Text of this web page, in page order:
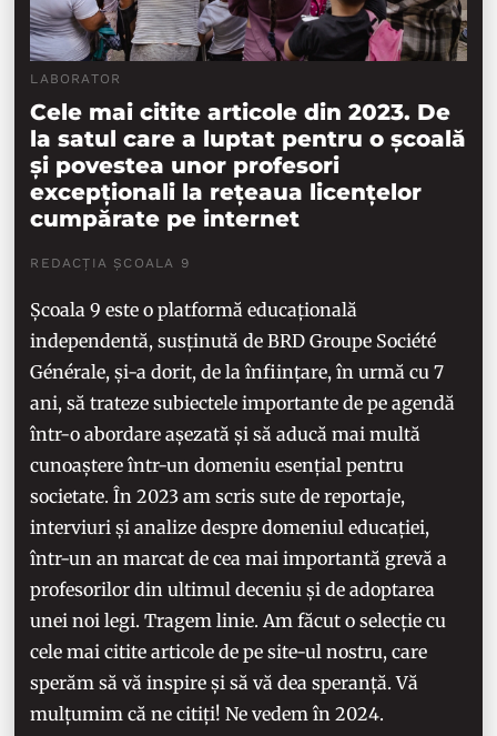
LABORATOR
Cele mai citite articole din 2023. De
la satul care a luptat pentru o școală
și povestea unor profesori
excepționali la rețeaua licențelor
cumpărate pe internet
REDACȚIA ȘCOALA 9
Școala 9 este o platformă educațională
independentă, susținută de BRD Groupe Société
Générale, și-a dorit, de la înființare, în urmă cu 7
ani, să trateze subiectele importante de pe agendă
într-o abordare așezată și să aducă mai multă
cunoaștere într-un domeniu esențial pentru
societate. În 2023 am scris sute de reportaje,
interviuri și analize despre domeniul educației,
într-un an marcat de cea mai importantă grevă a
profesorilor din ultimul deceniu și de adoptarea
unei noi legi. Tragem linie. Am făcut o selecție cu
cele mai citite articole de pe site-ul nostru, care
sperăm să vă inspire și să vă dea speranță. Vă
mulțumim că ne citiți! Ne vedem în 2024.